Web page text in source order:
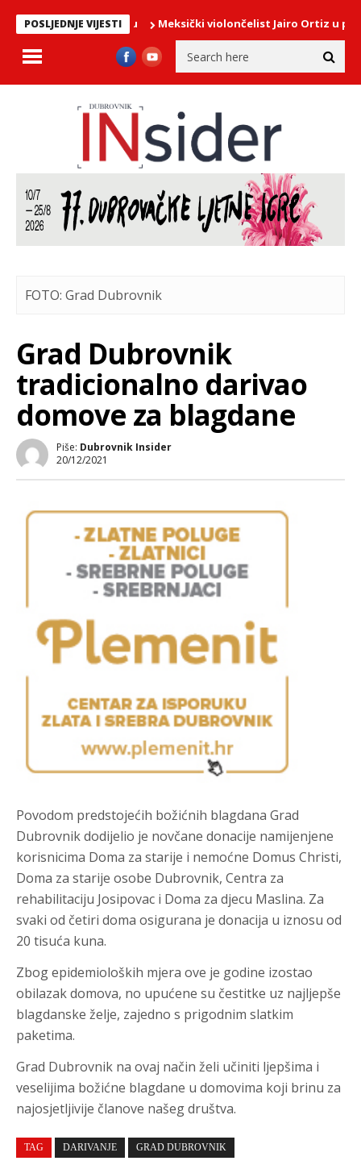
POSLJEDNJE VIJESTI Meksički violončelist Jairo Ortiz u
FOTO: Grad Dubrovnik
Grad Dubrovnik
tradicionalno darivao
domove za blagdane
Piše: Dubrovnik Insider
20/12/2021
Povodom predstojećih božićnih blagdana Grad
Dubrovnik dodijelio je novčane donacije namijenjene
korisnicima Doma za starije i nemoćne Domus Christi,
Doma za starije osobe Dubrovnik, Centra za
rehabilitaciju Josipovac i Doma za djecu Maslina. Za
svaki od četiri doma osigurana je donacija u iznosu od
20 tisuća kuna.
Zbog epidemioloških mjera ove je godine izostao
obilazak domova, no upućene su čestitke uz najljepše
blagdanske želje, zajedno s prigodnim slatkim
paketima.
Grad Dubrovnik na ovaj način želi učiniti ljepšima i
veselijima božićne blagdane u domovima koji brinu za
najosjetljivije članove našeg društva.
TAG DARIVANJE GRAD DUBROVNIK